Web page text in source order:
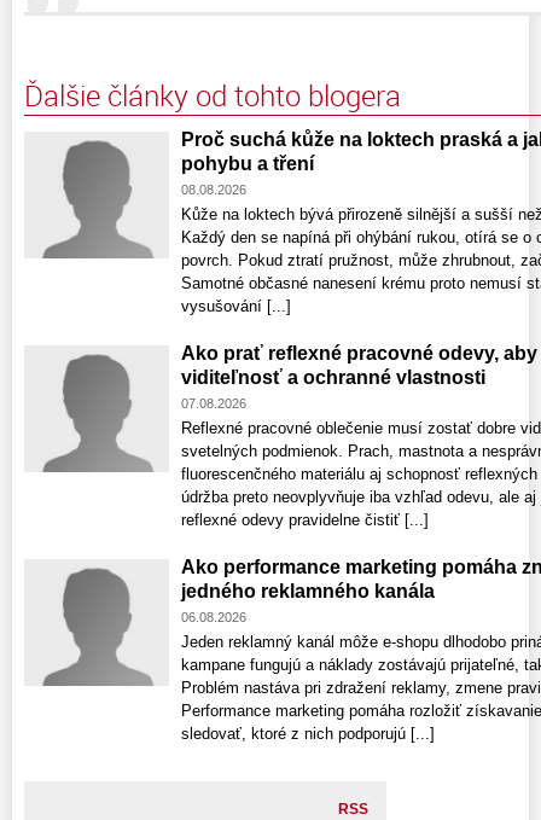
Ďalšie články od tohto blogera
Proč suchá kůže na loktech praská a
pohybu a tření
08.08.2026
Kůže na loktech bývá přirozeně silnější a sušší
Každý den se napíná při ohýbání rukou, otírá se
povrch. Pokud ztratí pružnost, může zhrubnout,
Samotné občasné nanesení krému proto nemusí
vysušování [...]
Ako prať reflexné pracovné odevy,
viditeľnosť a ochranné vlastnosti
07.08.2026
Reflexné pracovné oblečenie musí zostať dobre
svetelných podmienok. Prach, mastnota a
fluorescenčného materiálu aj schopnosť
údržba preto neovplyvňuje iba vzhľad odevu, ale
reflexné odevy pravidelne čistiť [...]
Ako performance marketing pomáha
jedného reklamného kanála
06.08.2026
Jeden reklamný kanál môže e-shopu dlhodobo
kampane fungujú a náklady zostávajú prijateľné,
Problém nastáva pri zdražení reklamy, zmene
Performance marketing pomáha rozložiť
sledovať, ktoré z nich podporujú [...]
RSS